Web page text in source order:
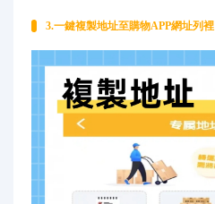
3.一鍵複製地址至購物APP網址列裡